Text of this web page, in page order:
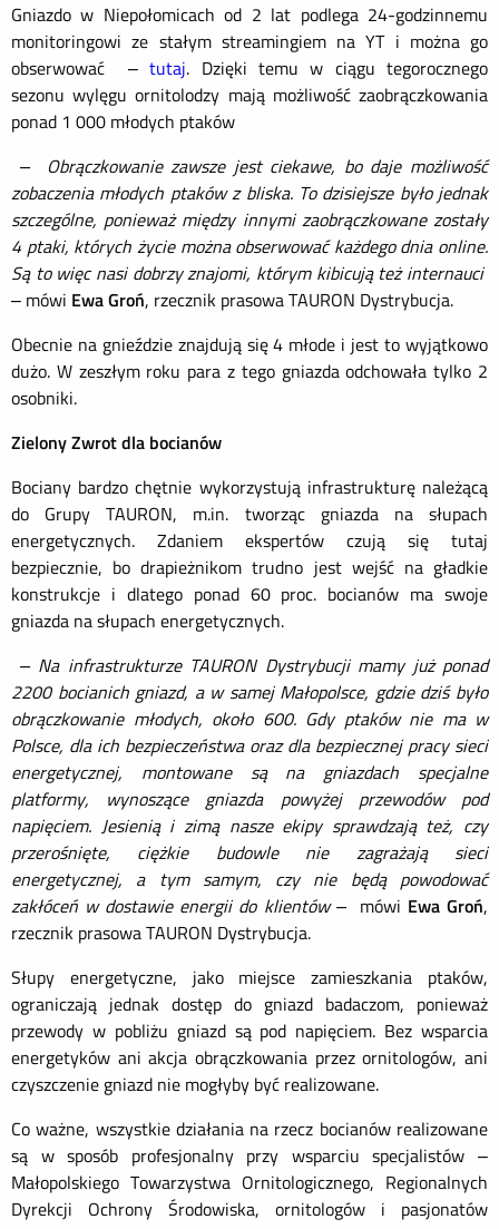
Gniazdo w Niepołomicach od 2 lat podlega 24-godzinnemu
monitoringowi ze stałym streamingiem na YT i można go
obserwować –tutaj. Dzięki temu w ciągu tegorocznego
sezonu wylęgu ornitolodzy mają możliwość zaobrączkowania
ponad 1 000 młodych ptaków
– Obrączkowanie zawsze jest ciekawe, bo daje możliwość
zobaczenia młodych ptaków z bliska. To dzisiejsze było jednak
szczególne, ponieważ między innymi zaobrączkowane zostały
4 ptaki, których życie można obserwować każdego dnia online.
Są to więc nasi dobrzy znajomi, którym kibicują też internauci
– mówi EwaGroń, rzecznik prasowa TAURON Dystrybucja.
Obecnie na gnieździe znajdują się 4 młode i jest to wyjątkowo
dużo. W zeszłym roku para z tego gniazda odchowała tylko 2
osobniki.
Zielony Zwrot dla bocianów
Bociany bardzo chętnie wykorzystują infrastrukturę należącą
do Grupy TAURON, m.in. tworząc gniazda na słupach
energetycznych. Zdaniem ekspertów czują się tutaj
bezpiecznie, bo drapieżnikom trudno jest wejść na gładkie
konstrukcje i dlatego ponad 60 proc. bocianów ma swoje
gniazda na słupach energetycznych.
– Na infrastrukturze TAURON Dystrybucji mamy już ponad
2200 bocianich gniazd, a w samej Małopolsce, gdzie dziś było
obrączkowanie młodych, około 600. Gdy ptaków nie ma w
Polsce, dla ich bezpieczeństwa oraz dla bezpiecznej pracy sieci
energetycznej, montowane są na gniazdach specjalne
platformy, wynoszące gniazda powyżej przewodów pod
napięciem. Jesienią i zimą nasze ekipy sprawdzają też, czy
przerośnięte, ciężkie budowle nie zagrażają sieci
energetycznej, a tym samym, czy nie będą powodować
zakłóceń w dostawie energii do klientów – mówi Ewa Groń,
rzecznik prasowa TAURON Dystrybucja.
Słupy energetyczne, jako miejsce zamieszkania ptaków,
ograniczają jednak dostęp do gniazd badaczom, ponieważ
przewody w pobliżu gniazd są pod napięciem. Bez wsparcia
energetyków ani akcja obrączkowania przez ornitologów, ani
czyszczenie gniazd nie mogłyby być realizowane.
Co ważne, wszystkie działania na rzecz bocianów realizowane
są w sposób profesjonalny przy wsparciu specjalistów –
Małopolskiego Towarzystwa Ornitologicznego, Regionalnych
Dyrekcji Ochrony Środowiska, ornitologów i pasjonatów